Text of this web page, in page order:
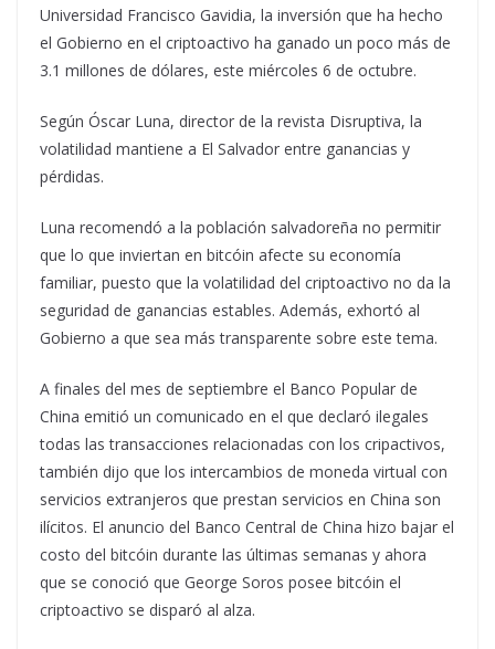
Universidad Francisco Gavidia, la inversión que ha hecho
el Gobierno en el criptoactivo ha ganado un poco más de
3.1 millones de dólares, este miércoles 6 de octubre.
Según Óscar Luna, director de la revista Disruptiva, la
volatilidad mantiene a El Salvador entre ganancias y
pérdidas.
Luna recomendó a la población salvadoreña no permitir
que lo que inviertan en bitcóin afecte su economía
familiar, puesto que la volatilidad del criptoactivo no da la
seguridad de ganancias estables. Además, exhortó al
Gobierno a que sea más transparente sobre este tema.
A finales del mes de septiembre el Banco Popular de
China emitió un comunicado en el que declaró ilegales
todas las transacciones relacionadas con los cripactivos,
también dijo que los intercambios de moneda virtual con
servicios extranjeros que prestan servicios en China son
ilícitos. El anuncio del Banco Central de China hizo bajar el
costo del bitcóin durante las últimas semanas y ahora
que se conoció que George Soros posee bitcóin el
criptoactivo se disparó al alza.